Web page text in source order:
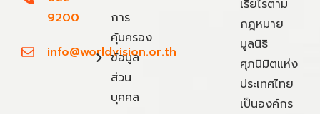
9200
info@worldvision.or.th
การ
คุ้มครอง
ข้อมูล
ส่วน
บุคคล
เรี่ยไรตาม
กฎหมาย
มูลนิธิ
ศุภนิมิตแห่ง
ประเทศไทย
เป็นองค์กร